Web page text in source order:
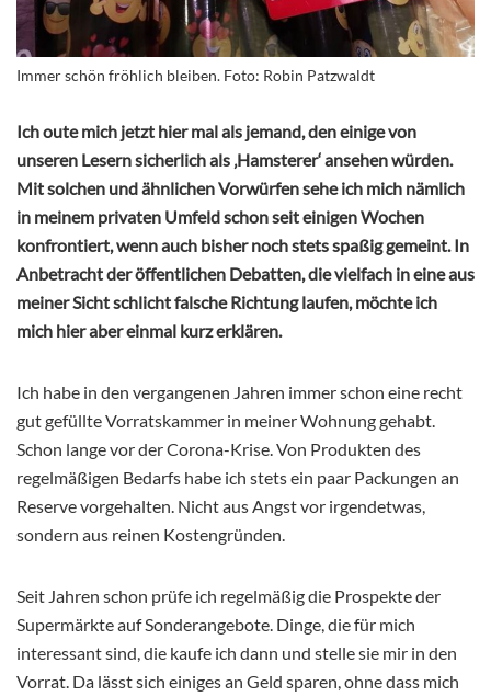
Immer schön fröhlich bleiben. Foto: Robin Patzwaldt
Ich oute mich jetzt hier mal als jemand, den einige von
unseren Lesern sicherlich als ‚Hamsterer‘ ansehen würden.
Mit solchen und ähnlichen Vorwürfen sehe ich mich nämlich
in meinem privaten Umfeld schon seit einigen Wochen
konfrontiert, wenn auch bisher noch stets spaßig gemeint. In
Anbetracht der öffentlichen Debatten, die vielfach in eine aus
meiner Sicht schlicht falsche Richtung laufen, möchte ich
mich hier aber einmal kurz erklären.
Ich habe in den vergangenen Jahren immer schon eine recht
gut gefüllte Vorratskammer in meiner Wohnung gehabt.
Schon lange vor der Corona-Krise. Von Produkten des
regelmäßigen Bedarfs habe ich stets ein paar Packungen an
Reserve vorgehalten. Nicht aus Angst vor irgendetwas,
sondern aus reinen Kostengründen.
Seit Jahren schon prüfe ich regelmäßig die Prospekte der
Supermärkte auf Sonderangebote. Dinge, die für mich
interessant sind, die kaufe ich dann und stelle sie mir in den
Vorrat. Da lässt sich einiges an Geld sparen, ohne dass mich